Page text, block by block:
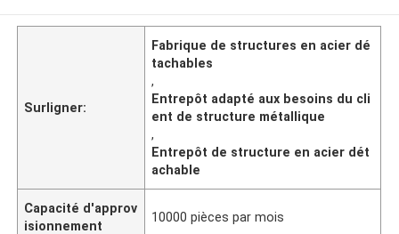
Surligner:
Fabrique de structures en acier dé
tachables
,
Entrepôt adapté aux besoins du cli
ent de structure métallique
,
Entrepôt de structure en acier dét
achable
Capacité d'approv
isionnement
10000 pièces par mois